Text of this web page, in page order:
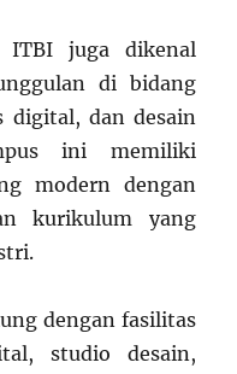
ITBI juga dikenal
di bidang
digital, dan desain
ini memiliki
modern dengan
kurikulum yang
dengan fasilitas
studio desain,